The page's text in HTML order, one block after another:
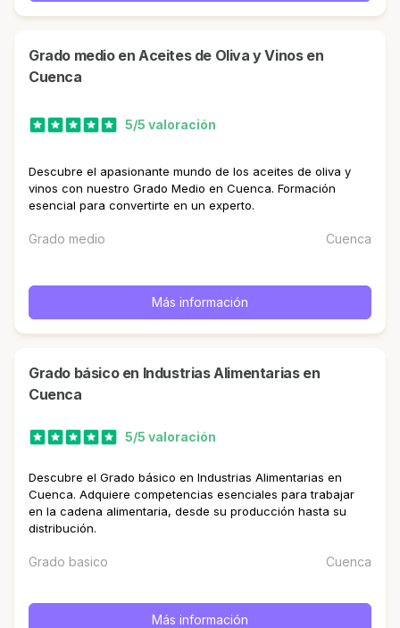
Grado medio en Aceites de Oliva y Vinos en
Cuenca
5/5 valoración
Descubre el apasionante mundo de los aceites de oliva y
vinos con nuestro Grado Medio en Cuenca. Formación
esencial para convertirte en un experto.
Grado medio Cuenca
Más información
Grado básico en Industrias Alimentarias en
Cuenca
5/5 valoración
Descubre el Grado básico en Industrias Alimentarias en
Cuenca. Adquiere competencias esenciales para trabajar
en la cadena alimentaria, desde su producción hasta su
distribución.
Grado basico Cuenca
Más información